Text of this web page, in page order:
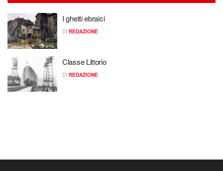
I ghetti ebraici
DI REDAZIONE
Classe Littorio
DI REDAZIONE